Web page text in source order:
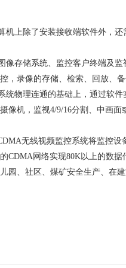
上除了安装接收端软件外，还
存储系统、监控客户终端及
，录像的存储、检索、回放、备
物理连通的基础上，通过软
机，监视4/9/16分割、中画面
无线视频监控系统将监控
CDMA网络实现80K以上的数
园、社区、煤矿安全生产、在